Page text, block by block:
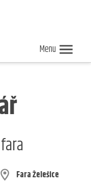
Menu
Kalendář
Fara Želešice